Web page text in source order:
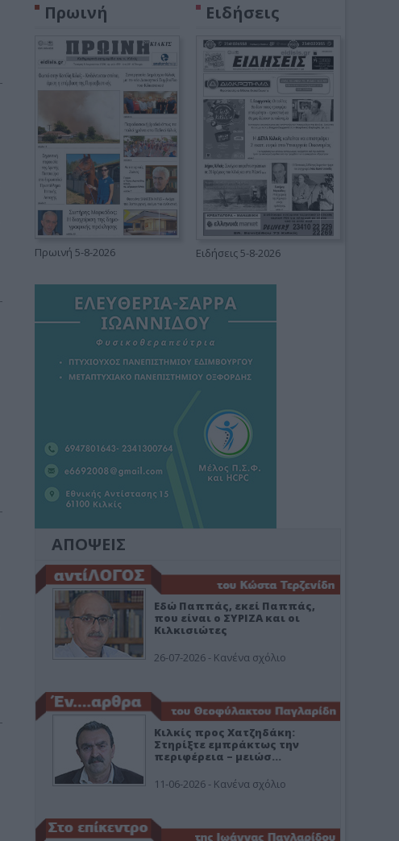
Πρωινή
Πρωινή 5-8-2026
Ειδήσεις
Ειδήσεις 5-8-2026
ΑΠΟΨΕΙΣ
Εδώ Παππάς, εκεί Παππάς,
που είναι ο ΣΥΡΙΖΑ και οι
Κιλκισιώτες
26-07-2026 - Κανένα σχόλιο
Κιλκίς προς Χατζηδάκη:
Στηρίξτε εμπράκτως την
περιφέρεια – μειώσ…
11-06-2026 - Κανένα σχόλιο